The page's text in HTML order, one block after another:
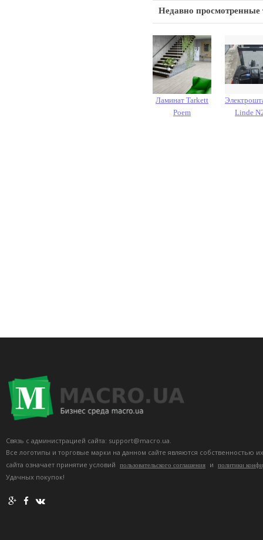
Недавно просмотренные
Ламинат Tarkett
Poem
Linde
Связь с администрацией сайта: support@macro.ua.
Все логотипы и торговые марки на данном сайте являются собственностью
сайта означает принятие условий
пользовательского соглашения и политики
Удачных покупок!